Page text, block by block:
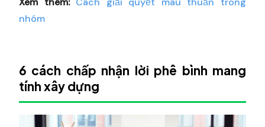
nhóm
6 cách chấp nhận lời phê bình mang
tính xây dựng